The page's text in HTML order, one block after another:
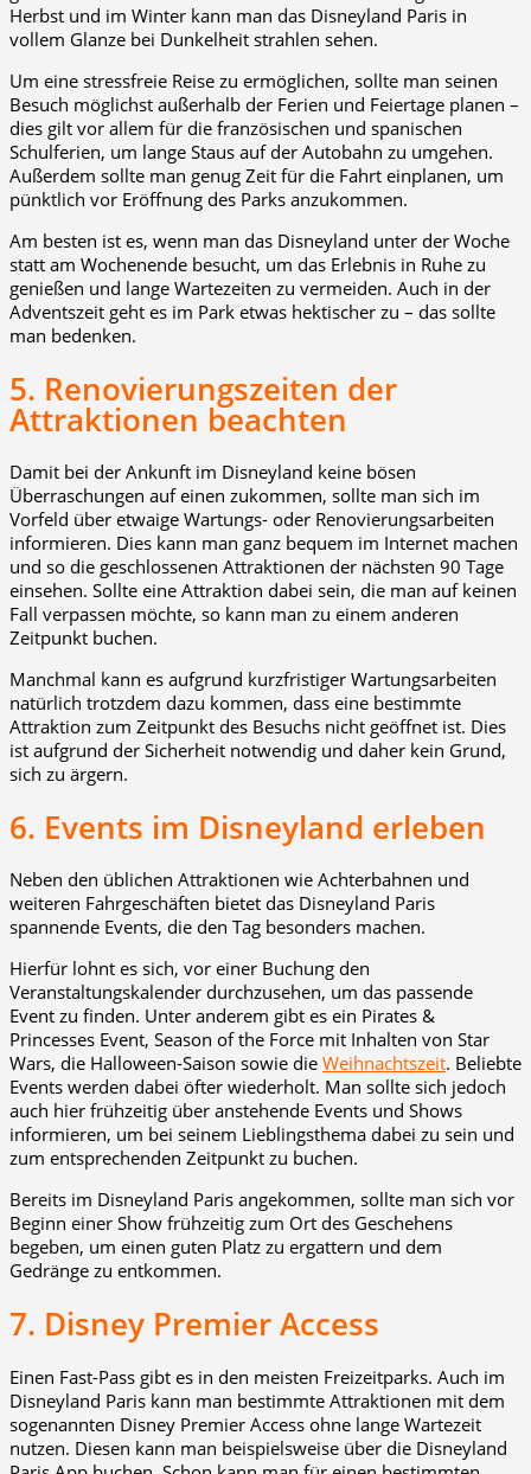
Herbst und im Winter kann man das Disneyland Paris in
vollem Glanze bei Dunkelheit strahlen sehen.
Um eine stressfreie Reise zu ermöglichen, sollte man seinen
Besuch möglichst außerhalb der Ferien und Feiertage planen –
dies gilt vor allem für die französischen und spanischen
Schulferien, um lange Staus auf der Autobahn zu umgehen.
Außerdem sollte man genug Zeit für die Fahrt einplanen, um
pünktlich vor Eröffnung des Parks anzukommen.
Am besten ist es, wenn man das Disneyland unter der Woche
statt am Wochenende besucht, um das Erlebnis in Ruhe zu
genießen und lange Wartezeiten zu vermeiden. Auch in der
Adventszeit geht es im Park etwas hektischer zu – das sollte
man bedenken.
5. Renovierungszeiten der
Attraktionen beachten
Damit bei der Ankunft im Disneyland keine bösen
Überraschungen auf einen zukommen, sollte man sich im
Vorfeld über etwaige Wartungs- oder Renovierungsarbeiten
informieren. Dies kann man ganz bequem im Internet machen
und so die geschlossenen Attraktionen der nächsten 90 Tage
einsehen. Sollte eine Attraktion dabei sein, die man auf keinen
Fall verpassen möchte, so kann man zu einem anderen
Zeitpunkt buchen.
Manchmal kann es aufgrund kurzfristiger Wartungsarbeiten
natürlich trotzdem dazu kommen, dass eine bestimmte
Attraktion zum Zeitpunkt des Besuchs nicht geöffnet ist. Dies
ist aufgrund der Sicherheit notwendig und daher kein Grund,
sich zu ärgern.
6. Events im Disneyland erleben
Neben den üblichen Attraktionen wie Achterbahnen und
weiteren Fahrgeschäften bietet das Disneyland Paris
spannende Events, die den Tag besonders machen.
Hierfür lohnt es sich, vor einer Buchung den
Veranstaltungskalender durchzusehen, um das passende
Event zu finden. Unter anderem gibt es ein Pirates &
Princesses Event, Season of the Force mit Inhalten von Star
Wars, die Halloween-Saison sowie die Weihnachtszeit. Beliebte
Events werden dabei öfter wiederholt. Man sollte sich jedoch
auch hier frühzeitig über anstehende Events und Shows
informieren, um bei seinem Lieblingsthema dabei zu sein und
zum entsprechenden Zeitpunkt zu buchen.
Bereits im Disneyland Paris angekommen, sollte man sich vor
Beginn einer Show frühzeitig zum Ort des Geschehens
begeben, um einen guten Platz zu ergattern und dem
Gedränge zu entkommen.
7. Disney Premier Access
Einen Fast-Pass gibt es in den meisten Freizeitparks. Auch im
Disneyland Paris kann man bestimmte Attraktionen mit dem
sogenannten Disney Premier Access ohne lange Wartezeit
nutzen. Diesen kann man beispielsweise über die Disneyland